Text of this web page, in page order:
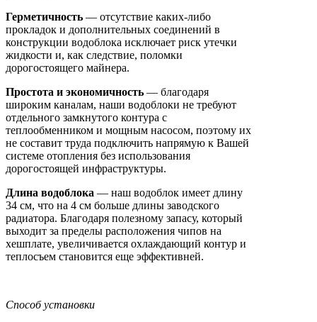
Герметичность — отсутствие каких-либо
прокладок и дополнительных соединений в
конструкции водоблока исключает риск утечки
жидкости и, как следствие, поломки
дорогостоящего майнера.
Простота и экономичность — благодаря
широким каналам, наши водоблоки не требуют
отдельного замкнутого контура с
теплообменником и мощным насосом, поэтому их
не составит труда подключить напрямую к Вашей
системе отопления без использования
дорогостоящей инфраструктуры.
Длина водоблока — наш водоблок имеет длину
34 см, что на 4 см больше длины заводского
радиатора. Благодаря полезному запасу, который
выходит за пределы расположения чипов на
хешплате, увеличивается охлаждающий контур и
теплосъем становится еще эффективней.
Способ установки